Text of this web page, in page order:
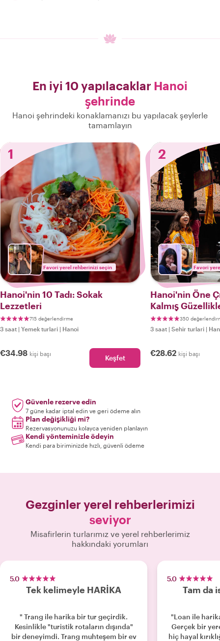
En iyi 10 yapılacaklar Hanoi
şehrinde
Hanoi şehrindeki konaklamanızı bu yapılacak şeylerle
tamamlayın
1
Favori yerel rehberinizi seçin
Hanoi'nin 10 Tadı: Sokak
Lezzetleri
715 değerlendirme
3 saat | Yemek turlari | Hanoi
€34.98 kişi başı Keşfet
2
Favori
Hanoi'nin Öne
Kalmış
350
3 saat | Sehir turlari |
€28.62 kişi başı
Güvenle rezerve edin
7 güne kadar iptal edin ve geri ödeme alın
Plan değişikliği mi?
Rezervasyonunuzu kolayca yeniden planlayın
Kendi yönteminizle ödeyin
Kendi para biriminizde hızlı, güvenli ödeme
Gezginler yerel rehberlerimizi
seviyor
Misafirlerin turlarımız ve yerel rehberlerimiz
hakkındaki yorumları
5.0
Tek kelimeyle HARİKA
" Trang ile harika bir tur geçirdik.
Kesinlikle "turistik rotaların dışında"
bir deneyimdi. Trang muhteşem bir ev
5.0
Tam da
"Loan ile
Gerçek bir
hiç hayal